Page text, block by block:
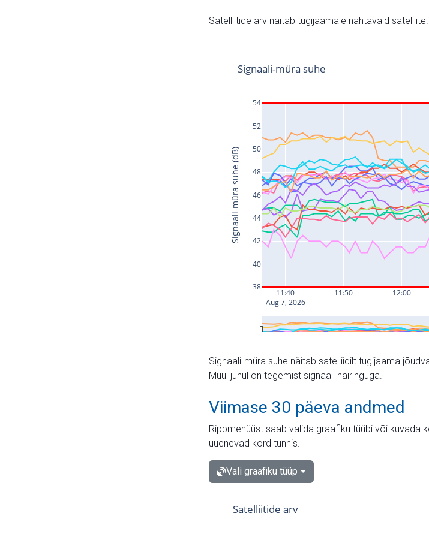
Satelliitide arv näitab tugijaamale nähtavaid satelliite.
Signaali-müra suhe näitab satelliidilt tugijaama
Muul juhul on tegemist signaali häiringuga.
Viimase 30 päeva andmed
Rippmenüüst saab valida graafiku tüübi või
uuenevad kord tunnis.
Vali graafiku tüüp
Satelliitide arv